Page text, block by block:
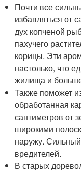
Почти все
избавляться от
дух копченой
пахучего
корицы. Эти
настолько, что
жилища и
Также поможет
обработанная
сантиметров от
широкими
наружу. Сильный
вредителей.
В старых